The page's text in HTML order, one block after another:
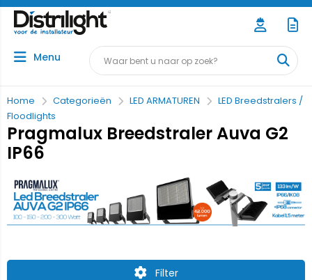
Menu
Home Categorieën LED ARMATUREN
LED Breedstralers /
Floodlights
Pragmalux Breedstraler Auva G2
IP66
Filter